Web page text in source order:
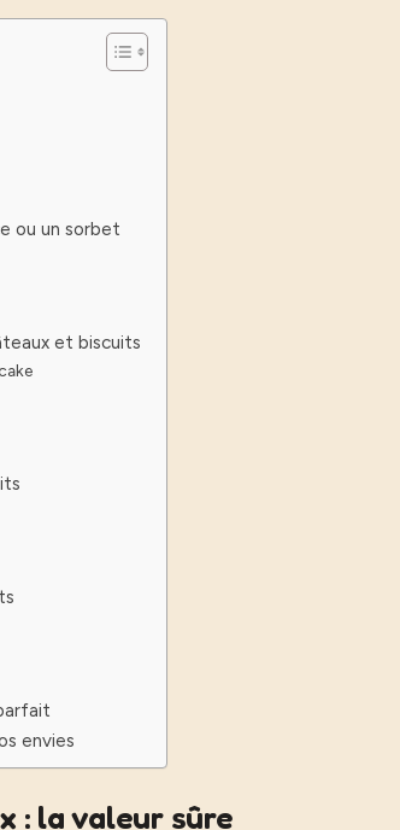
ou un sorbet
et biscuits
envies
: la valeur sûre